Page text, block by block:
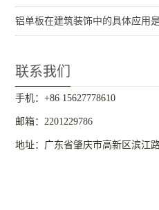
铝单板在建筑装饰中的具体应用是
联系我们
手机：+86 15627778610
邮箱：2201229786
地址：广东省肇庆市高新区滨江